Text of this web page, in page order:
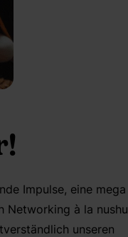
Impulse, eine mega
Networking à la nushu
unseren